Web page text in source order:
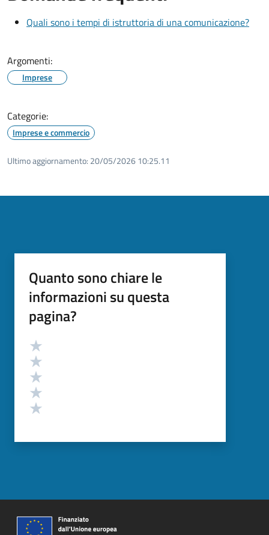
Quali sono i tempi di istruttoria di una comunicazione?
Argomenti:
Imprese
Categorie:
Imprese e commercio
Ultimo aggiornamento: 20/05/2026 10:25.11
Quanto sono chiare le
informazioni su questa
pagina?
Valutazione